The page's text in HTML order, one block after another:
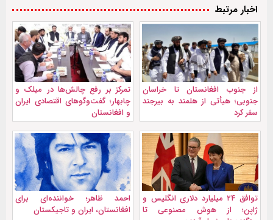
اخبار مرتبط
از جنوب افغانستان تا خراسان
جنوبی؛ هیأتی از هلمند به بیرجند
سفر کرد
تمرکز بر رفع چالش‌ها در میلک و
چابهار؛ گفت‌وگوهای اقتصادی ایران
و افغانستان
توافق ۲۴ میلیارد دلاری انگلیس و
ژاپن؛ از هوش مصنوعی تا
احمد ظاهر؛ خواننده‌ای برای
افغانستان، ایران و تاجیکستان